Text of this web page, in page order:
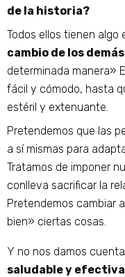
de la historia?
Todos ellos tienen algo
cambio de los demás
determinada manera»
fácil y cómodo, hasta
estéril y extenuante.
Pretendemos que las
a sí mismas para
Tratamos de imponer
conlleva sacrificar la
Pretendemos cambiar
bien» ciertas cosas.
Y no nos damos
saludable y